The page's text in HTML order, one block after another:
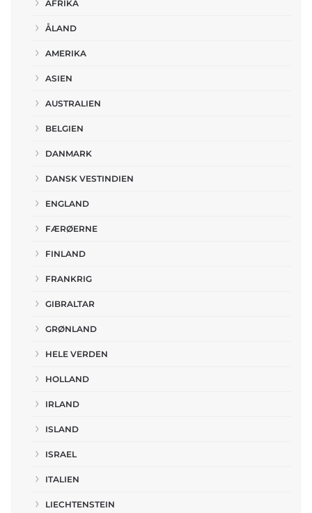
AFRIKA
ÅLAND
AMERIKA
ASIEN
AUSTRALIEN
BELGIEN
DANMARK
DANSK VESTINDIEN
ENGLAND
FÆRØERNE
FINLAND
FRANKRIG
GIBRALTAR
GRØNLAND
HELE VERDEN
HOLLAND
IRLAND
ISLAND
ISRAEL
ITALIEN
LIECHTENSTEIN